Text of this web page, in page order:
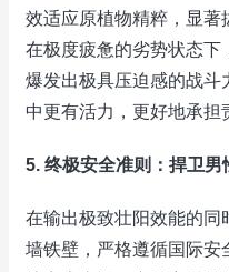
效适应原植物精粹，显著
在极度疲惫的劣势状态下
爆发出极具压迫感的战斗
中更有活力，更好地承担
5. 终极安全准则：捍卫
在输出极致壮阳效能的同
墙铁壁，严格遵循国际安